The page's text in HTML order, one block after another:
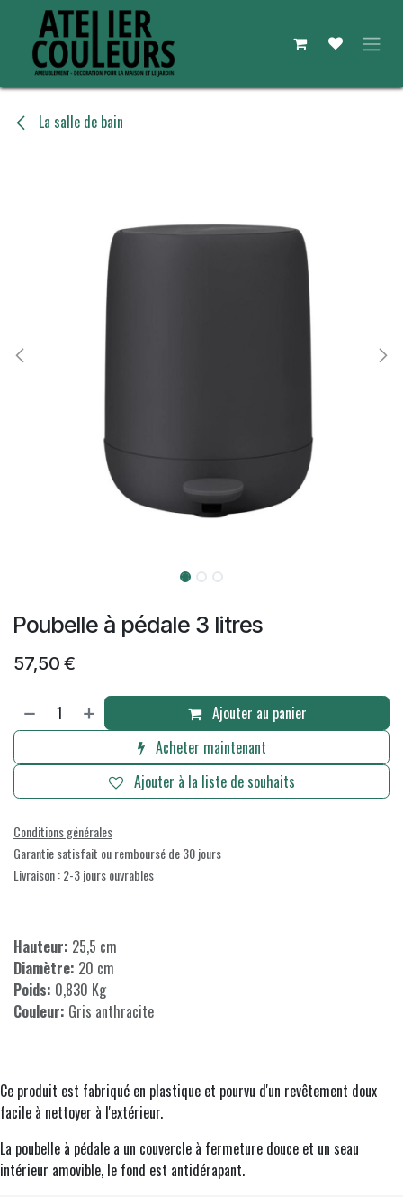
Se rendre au contenu
La salle de bain
Poubelle à pédale 3 litres
57,50 €
Ajouter au panier
Acheter maintenant
Ajouter à la liste de souhaits
Conditions générales
Garantie satisfait ou remboursé de 30 jours
Livraison : 2-3 jours ouvrables
Hauteur: 25,5 cm
Diamètre: 20 cm
Poids: 0,830 Kg
Couleur: Gris anthracite
Ce produit est fabriqué en plastique et pourvu d'un revêtement doux
facile à nettoyer à l'extérieur.
La poubelle à pédale a un couvercle à fermeture douce et un seau
intérieur amovible, le fond est antidérapant.